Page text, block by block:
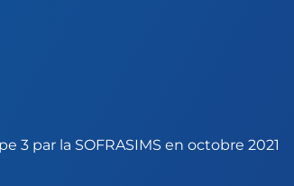
3 par la SOFRASIMS en octobre 2021